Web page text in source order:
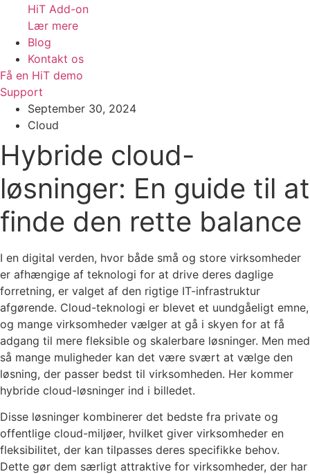
HiT Add-on
Lær mere
Blog
Kontakt os
Få en HiT demo
Support
September 30, 2024
Cloud
Hybride cloud-
løsninger: En guide til at
finde den rette balance
I en digital verden, hvor både små og store virksomheder
er afhængige af teknologi for at drive deres daglige
forretning, er valget af den rigtige IT-infrastruktur
afgørende. Cloud-teknologi er blevet et uundgåeligt emne,
og mange virksomheder vælger at gå i skyen for at få
adgang til mere fleksible og skalerbare løsninger. Men med
så mange muligheder kan det være svært at vælge den
løsning, der passer bedst til virksomheden. Her kommer
hybride cloud-løsninger ind i billedet.
Disse løsninger kombinerer det bedste fra private og
offentlige cloud-miljøer, hvilket giver virksomheder en
fleksibilitet, der kan tilpasses deres specifikke behov.
Dette gør dem særligt attraktive for virksomheder, der har